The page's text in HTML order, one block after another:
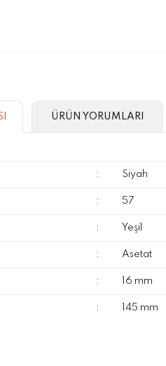
ÜRÜN YORUMLARI
: Siyah
: 57
: Yeşil
: Asetat
: 16 mm
: 145 mm